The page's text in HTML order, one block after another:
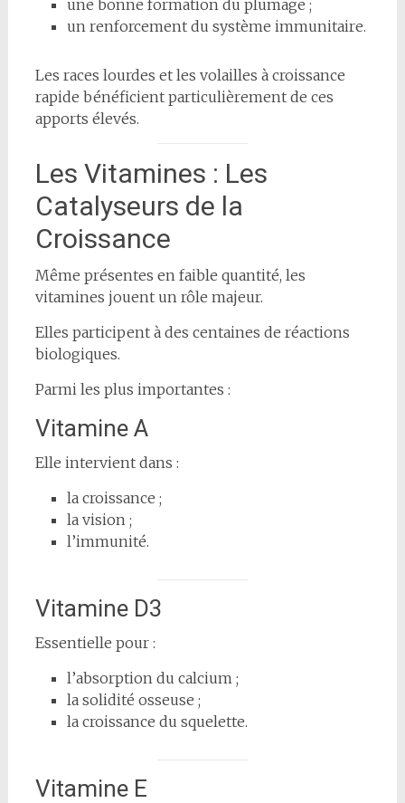
une bonne formation du plumage ;
un renforcement du système immunitaire.
Les races lourdes et les volailles à croissance
rapide bénéficient particulièrement de ces
apports élevés.
Les Vitamines : Les
Catalyseurs de la
Croissance
Même présentes en faible quantité, les
vitamines jouent un rôle majeur.
Elles participent à des centaines de réactions
biologiques.
Parmi les plus importantes :
Vitamine A
Elle intervient dans :
la croissance ;
la vision ;
l’immunité.
Vitamine D3
Essentielle pour :
l’absorption du calcium ;
la solidité osseuse ;
la croissance du squelette.
Vitamine E